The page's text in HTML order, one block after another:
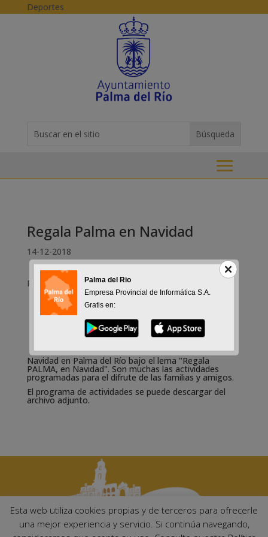
Skip to content
Deportes
for...
Regala Palma en Navidad
14-12-2018
Programa de actividades
Navidad en Palma del Río bajo el lema "Regala
PALMA, en Navidad". Son muchas las actividades
programadas para el difrute de las familias y amigos.
El programa de actividades se puede descargar del
archivo adjunto.
Esta web utiliza cookies propias y de terceros para ofrecerle
una mejor experiencia y servicio. Si continúa navegando,
Palma del Rio
Empresa Provincial de Informática S.A.
Gratis en: